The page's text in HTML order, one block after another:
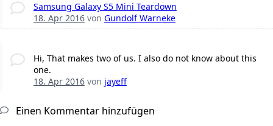
Samsung Galaxy S5 Mini Teardown
18. Apr 2016von Gundolf Warneke
Hi, That makes two of us. I also do not know about this
one.
18. Apr 2016von jayeff
Einen Kommentar hinzufügen